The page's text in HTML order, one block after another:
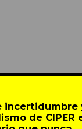
incertidumbre
de CIPER